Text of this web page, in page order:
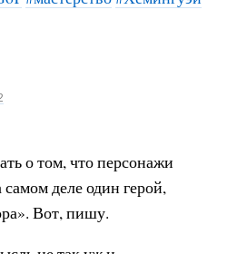
о том, что персонажи
деле один герой,
Вот, пишу.